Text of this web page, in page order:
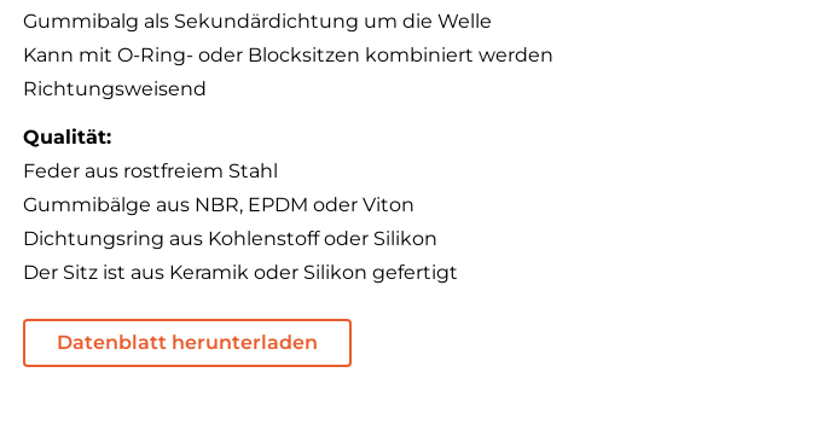
Gummibalg als Sekundärdichtung um die Welle
Kann mit O-Ring- oder Blocksitzen kombiniert werden
Richtungsweisend
Qualität:
Feder aus rostfreiem Stahl
Gummibälge aus NBR, EPDM oder Viton
Dichtungsring aus Kohlenstoff oder Silikon
Der Sitz ist aus Keramik oder Silikon gefertigt
Datenblatt herunterladen